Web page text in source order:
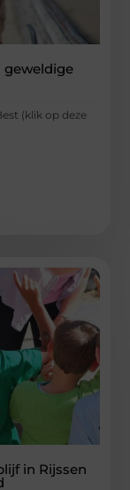
geweldige
(klik op deze
in Rijssen